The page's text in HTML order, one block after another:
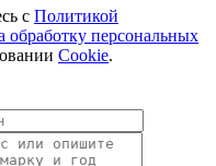
с Политикой
обработку персональных
Cookie.